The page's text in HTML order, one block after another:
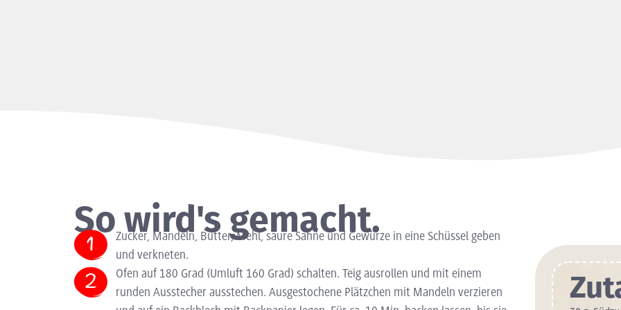
So wird's gemacht.
Zucker, Mandeln, Butter, Mehl, saure Sahne und Gewürze in eine Schüssel geben
und verkneten.
Ofen auf 180 Grad (Umluft 160 Grad) schalten. Teig ausrollen und mit einem
runden Ausstecher ausstechen. Ausgestochene Plätzchen mit Mandeln verzieren